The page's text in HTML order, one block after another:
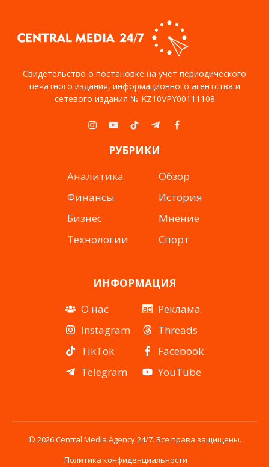
Свидетельство о постановке на учет периодического
печатного издания, информационного агентства и
сетевого издания № KZ10VPY00111108
Instagram
YouTubeTikTokTelegramFacebook
РУБРИКИ
Аналитика
Финансы
Бизнес
Технологии
Обзор
История
Мнение
Спорт
ИНФОРМАЦИЯ
О нас
Instagram
TikTok
Telegram
Реклама
Threads
Facebook
YouTube
© 2026 Central Media Agency 24/7. Все права защищены.
Политика конфиденциальности